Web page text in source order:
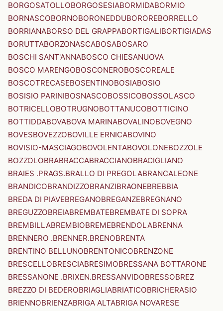
BORGOSATOLLOBORGOSESIABORMIDABORMIO
BORNASCOBORNOBORONEDDUBOROREBORRELLO
BORRIANABORSO DEL GRAPPABORTIGALIBORTIGIADAS
BORUTTABORZONASCABOSABOSARO
BOSCHI SANT'ANNABOSCO CHIESANUOVA
BOSCO MARENGOBOSCONEROBOSCOREALE
BOSCOTRECASEBOSENTINOBOSIABOSIO
BOSISIO PARINIBOSNASCOBOSSICOBOSSOLASCO
BOTRICELLOBOTRUGNOBOTTANUCOBOTTICINO
BOTTIDDABOVABOVA MARINABOVALINOBOVEGNO
BOVESBOVEZZOBOVILLE ERNICABOVINO
BOVISIO-MASCIAGOBOVOLENTABOVOLONEBOZZOLE
BOZZOLOBRABRACCABRACCIANOBRACIGLIANO
BRAIES .PRAGS.BRALLO DI PREGOLABRANCALEONE
BRANDICOBRANDIZZOBRANZIBRAONEBREBBIA
BREDA DI PIAVEBREGANOBREGANZEBREGNANO
BREGUZZOBREIABREMBATEBREMBATE DI SOPRA
BREMBILLABREMBIOBREMEBRENDOLABRENNA
BRENNERO .BRENNER.BRENOBRENTA
BRENTINO BELLUNOBRENTONICOBRENZONE
BRESCELLOBRESCIABRESIMOBRESSANA BOTTARONE
BRESSANONE .BRIXEN.BRESSANVIDOBRESSOBREZ
BREZZO DI BEDEROBRIAGLIABRIATICOBRICHERASIO
BRIENNOBRIENZABRIGA ALTABRIGA NOVARESE